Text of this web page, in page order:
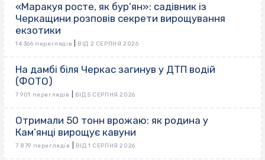
«Маракуя росте, як бур’ян»: садівник із
Черкащини розповів секрети вирощування
екзотики
14 366 переглядів ВІД 2 СЕРПНЯ 2026
На дамбі біля Черкас загинув у ДТП водій
(ФОТО)
7 901 переглядів ВІД 5 СЕРПНЯ 2026
Отримали 50 тонн врожаю: як родина у
Кам’янці вирощує кавуни
7 879 переглядів ВІД 1 СЕРПНЯ 2026